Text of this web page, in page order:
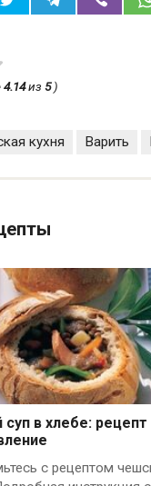
4.14из 5)
кухня Варить
в хлебе: рецепт
с рецептом